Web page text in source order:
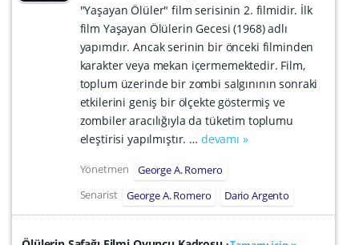
"Yaşayan Ölüler" film serisinin 2. filmidir. İlk
film Yaşayan Ölülerin Gecesi (1968) adlı
yapımdır. Ancak serinin bir önceki filminden
karakter veya mekan içermemektedir. Film,
toplum üzerinde bir zombi salgınının sonraki
etkilerini geniş bir ölçekte göstermiş ve
zombiler aracılığıyla da tüketim toplumu
eleştirisi yapılmıştır. … devamı »
Yönetmen
George A. Romero
Senarist
George A. Romero Dario Argento